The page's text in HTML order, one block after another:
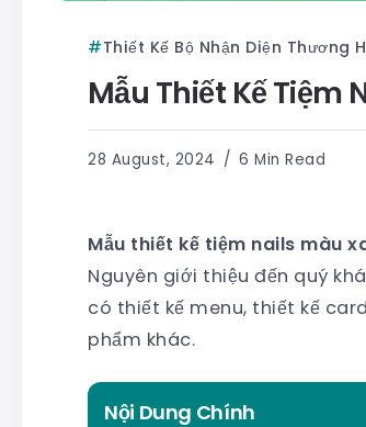
Thiết Kế Bộ Nhận Diện Thương
Mẫu Thiết Kế Tiệm
28 August, 2024 6 Min Read
Mẫu thiết kế tiệm nails màu
Nguyên giới thiệu đến quý
có thiết kế menu, thiết kế
phẩm khác.
Nội Dung Chính